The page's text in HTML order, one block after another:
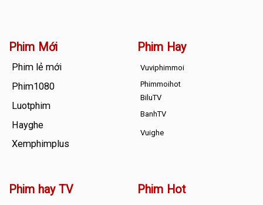
Phim Mới
Phim lẻ mới
Phim1080
Luotphim
Hayghe
Xemphimplus
Phim Hay
Vuviphimmoi
Phimmoihot
BiluTV
BanhTV
Vuighe
Phim hay TV Phim Hot